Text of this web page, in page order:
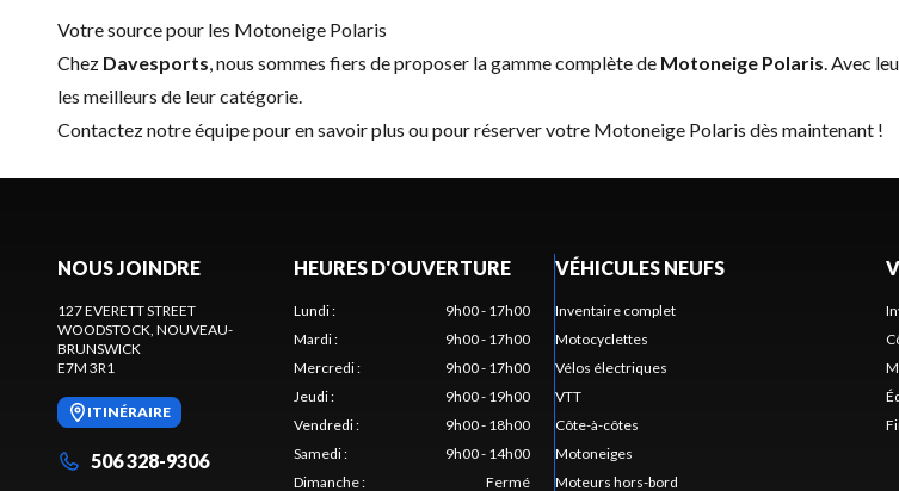
Votre source pour les Motoneige Polaris
Chez Davesports , nous sommes fiers de proposer la gamme complète de Motoneige Polaris . Avec
les meilleurs de leur catégorie.
Contactez notre équipepour en savoir plus ou pour réserver votre Motoneige Polaris dès maintenant !
NOUS JOINDRE
127 EVERETT STREET
WOODSTOCK , NOUVEAU-
BRUNSWICK
E7M 3R1
ITINÉRAIRE
506 328-9306
HEURES D'OUVERTURE
Lundi:
9h00 - 17h00
Mardi:
9h00 - 17h00
Mercredi:
9h00 - 17h00
Jeudi:
9h00 - 19h00
Vendredi:
9h00 - 18h00
Samedi:
9h00 - 14h00
Dimanche: Fermé
VÉHICULES NEUFS
Inventaire complet
Motocyclettes
Vélos électriques
VTT
Côte-à-côtes
Motoneiges
Moteurs hors-bord